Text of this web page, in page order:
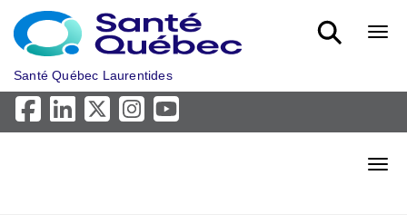
Skip to main content
Santé Québec Laurentides